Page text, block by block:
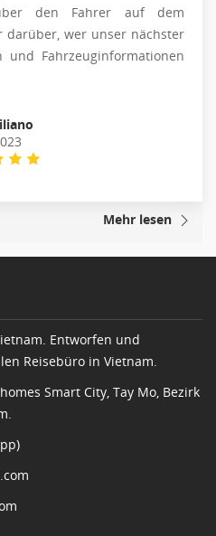
den Fahrer auf dem
darüber, wer unser nächster
Fahrzeuginformationen
Mehr lesen
Entworfen und
Reisebüro in Vietnam.
Smart City, Tay Mo, Bezirk